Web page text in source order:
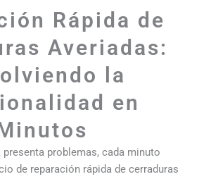
Rápida de
Averiadas:
la
en
presenta problemas, cada minuto
de reparación rápida de cerraduras